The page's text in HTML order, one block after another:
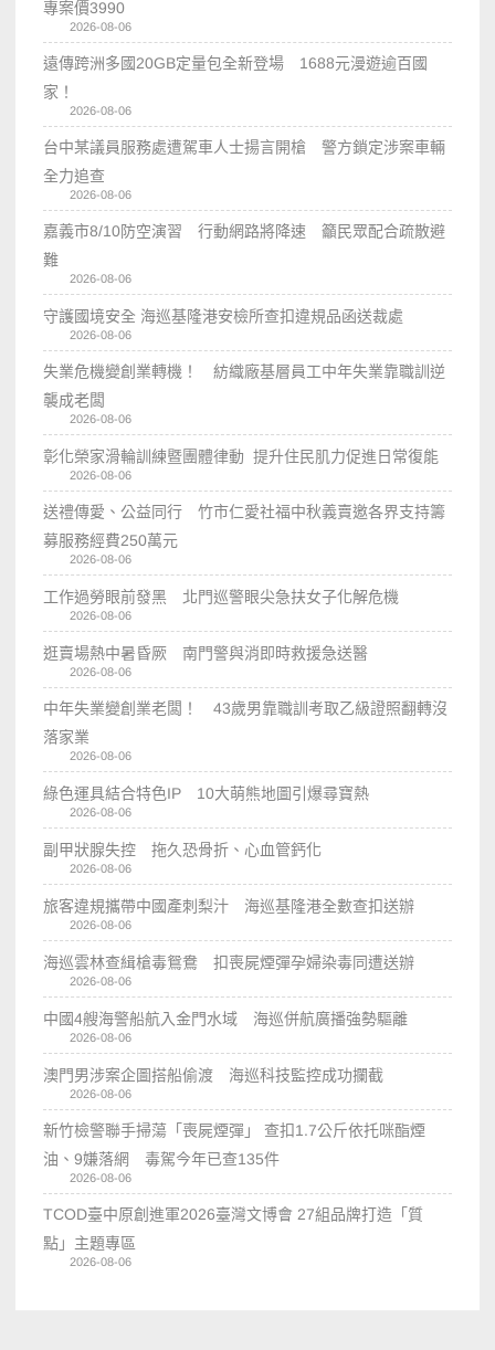
專案價3990
2026-08-06
遠傳跨洲多國20GB定量包全新登場 1688元漫遊逾百國
家！
2026-08-06
台中某議員服務處遭駕車人士揚言開槍 警方鎖定涉案車輛
全力追查
2026-08-06
嘉義市8/10防空演習 行動網路將降速 籲民眾配合疏散避
難
2026-08-06
守護國境安全 海巡基隆港安檢所查扣違規品函送裁處
2026-08-06
失業危機變創業轉機！ 紡織廠基層員工中年失業靠職訓逆
襲成老闆
2026-08-06
彰化榮家滑輪訓練暨團體律動 提升住民肌力促進日常復能
2026-08-06
送禮傳愛、公益同行 竹市仁愛社福中秋義賣邀各界支持籌
募服務經費250萬元
2026-08-06
工作過勞眼前發黑 北門巡警眼尖急扶女子化解危機
2026-08-06
逛賣場熱中暑昏厥 南門警與消即時救援急送醫
2026-08-06
中年失業變創業老闆！ 43歲男靠職訓考取乙級證照翻轉沒
落家業
2026-08-06
綠色運具結合特色IP 10大萌熊地圖引爆尋寶熱
2026-08-06
副甲狀腺失控 拖久恐骨折、心血管鈣化
2026-08-06
旅客違規攜帶中國產刺梨汁 海巡基隆港全數查扣送辦
2026-08-06
海巡雲林查緝槍毒鴛鴦 扣喪屍煙彈孕婦染毒同遭送辦
2026-08-06
中國4艘海警船航入金門水域 海巡併航廣播強勢驅離
2026-08-06
澳門男涉案企圖搭船偷渡 海巡科技監控成功攔截
2026-08-06
新竹檢警聯手掃蕩「喪屍煙彈」 查扣1.7公斤依托咪酯煙
油、9嫌落網 毒駕今年已查135件
2026-08-06
TCOD臺中原創進軍2026臺灣文博會 27組品牌打造「質
點」主題專區
2026-08-06